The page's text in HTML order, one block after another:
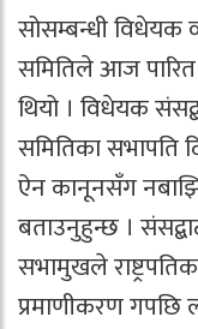
सोसम्बन्धी विधेयक
समितिले आज
थियो । विधेयक
समितिका सभापति
ऐन कानूनसँग
बताउनुहुन्छ ।
सभामुखले
प्रमाणीकरण गपछि